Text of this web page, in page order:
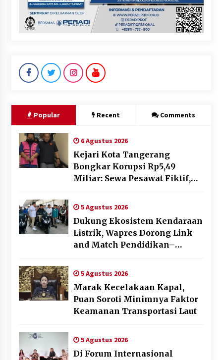
Popular Recent Comments
6 Agustus 2026
Kejari Kota Tangerang
Bongkar Korupsi Rp5,49
Miliar: Sewa Pesawat Fiktif,
Ditahan
5 Agustus 2026
Dukung Ekosistem Kendaraan
Listrik, Wapres Dorong Link
and Match Pendidikan–
5 Agustus 2026
Marak Kecelakaan Kapal,
Puan Soroti Minimnya Faktor
Keamanan Transportasi Laut
5 Agustus 2026
Di Forum Internasional